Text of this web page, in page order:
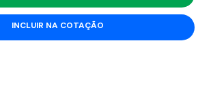
INCLUIR NA COTAÇÃO